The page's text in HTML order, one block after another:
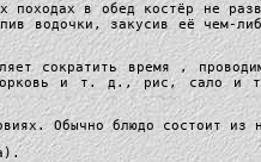
походах в обед костёр не
водочки, закусив её
сократить время ,
и т. д., рис, сало и
Обычно блюдо состоит из